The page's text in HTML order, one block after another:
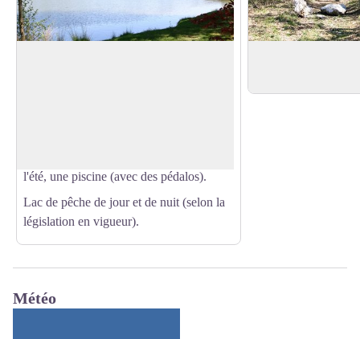
l'été, une piscine (avec des pédalos).
Lac de pêche de jour et de nuit (selon la
législation en vigueur).
Météo